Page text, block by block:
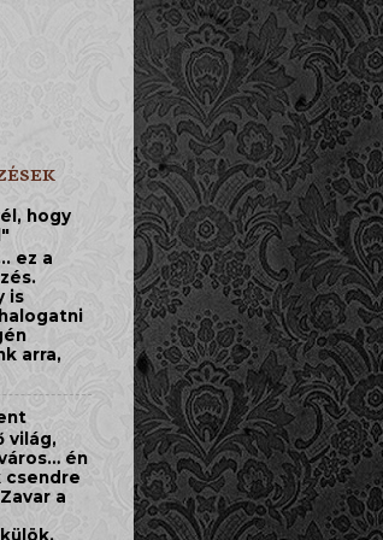
hogy
ez a
is
arra,
világ,
én
csendre
a